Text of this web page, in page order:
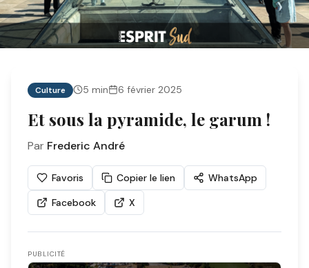
Culture 5 min 6 février 2025
Et sous la pyramide, le garum !
Par Frederic André
Favoris Copier le lien
WhatsApp
Facebook
X
PUBLICITÉ